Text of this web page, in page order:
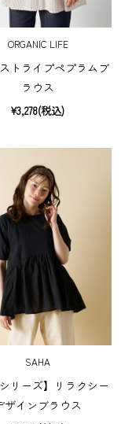
ORGANIC LIFE
トライプペプラムブ
ラウス
¥3,278(税込)
SAHA
シリーズ】リラクシー
ザインブラウス